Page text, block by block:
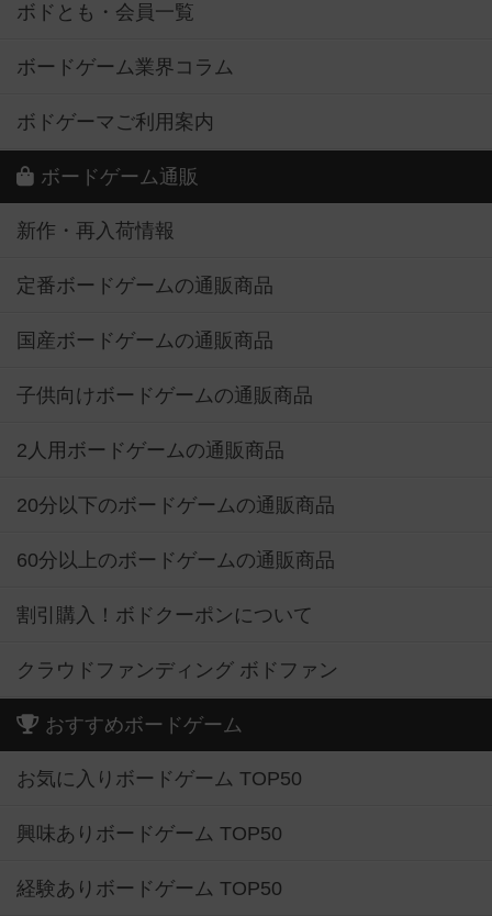
ボドとも・会員一覧
ボードゲーム業界コラム
ボドゲーマご利用案内
ボードゲーム通販
新作・再入荷情報
定番ボードゲームの通販商品
国産ボードゲームの通販商品
子供向けボードゲームの通販商品
2人用ボードゲームの通販商品
20分以下のボードゲームの通販商品
60分以上のボードゲームの通販商品
割引購入！ボドクーポンについて
クラウドファンディング ボドファン
おすすめボードゲーム
お気に入りボードゲーム TOP50
興味ありボードゲーム TOP50
経験ありボードゲーム TOP50